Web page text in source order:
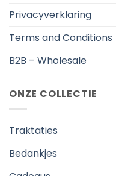
Privacyverklaring
Terms and Conditions
B2B – Wholesale
ONZE COLLECTIE
Traktaties
Bedankjes